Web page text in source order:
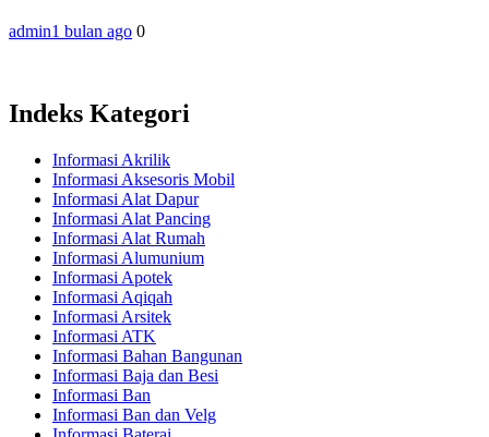
admin1 bulan ago 0
Indeks Kategori
Informasi Akrilik
Informasi Aksesoris Mobil
Informasi Alat Dapur
Informasi Alat Pancing
Informasi Alat Rumah
Informasi Alumunium
Informasi Apotek
Informasi Aqiqah
Informasi Arsitek
Informasi ATK
Informasi Bahan Bangunan
Informasi Baja dan Besi
Informasi Ban
Informasi Ban dan Velg